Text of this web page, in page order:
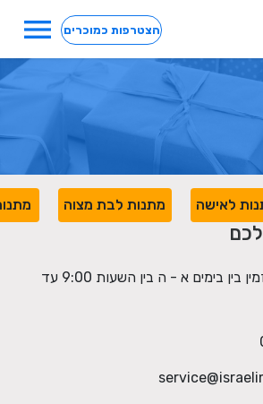
הצטרפות כמוכרים menu
לאישה מתנות לבת מצוה
שירות הלקוחות שלנו זמין בין בימים א - ה בין השעות 9:00 עד